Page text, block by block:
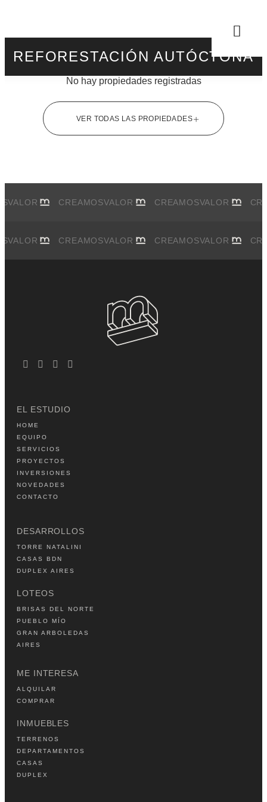
REFORESTACIÓN AUTÓCTONA
No hay propiedades registradas
VER TODAS LAS PROPIEDADES
VALOR CREAMOSVALOR CREAMOSVALOR
VALOR CREAMOSVALOR CREAMOSVALOR
ME INTERESA
ALQUILAR
COMPRAR
INMUEBLES
TERRENOS
DEPARTAMENTOS
CASAS
DUPLEX
EL ESTUDIO
HOME
EQUIPO
SERVICIOS
PROYECTOS
INVERSIONES
NOVEDADES
CONTACTO
DESARROLLOS
TORRE NATALINI
CASAS BDN
DUPLEX AIRES
LOTEOS
BRISAS DEL NORTE
PUEBLO MÍO
GRAN ARBOLEDAS
AIRES